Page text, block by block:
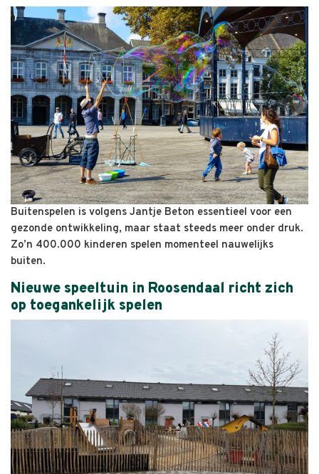
Buitenspelen is volgens Jantje Beton essentieel voor een
gezonde ontwikkeling, maar staat steeds meer onder druk.
Zo’n 400.000 kinderen spelen momenteel nauwelijks
buiten.
Nieuwe speeltuin in Roosendaal richt zich
op toegankelijk spelen